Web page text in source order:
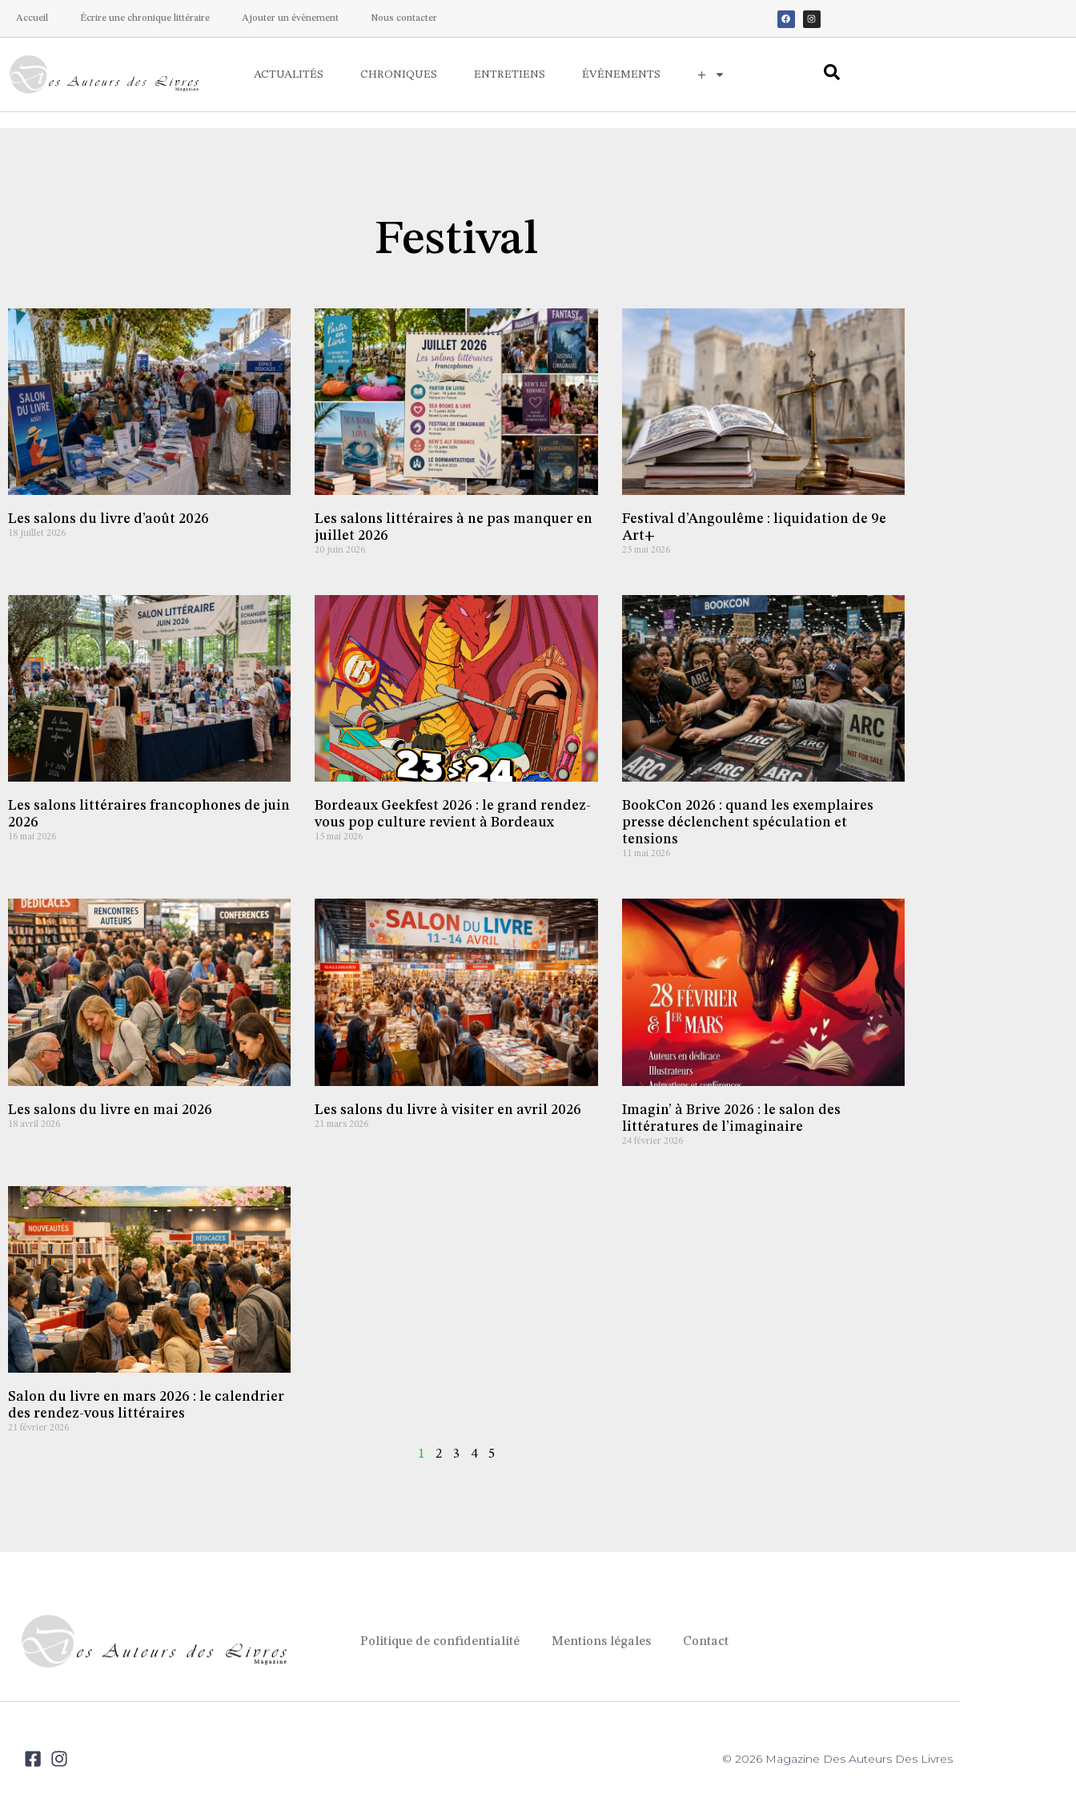
Accueil Écrire une chronique littéraire Ajouter un évènement Nous contacter
ACTUALITÉS CHRONIQUES ENTRETIENS ÉVÈNEMENTS +
Festival
Les salons du livre d’août 2026
18 juillet 2026
Les salons littéraires à ne pas manquer en
juillet 2026
20 juin 2026
Festival d’Angoulême : liquidation de 9e
Art+
25 mai 2026
Les salons littéraires francophones de juin
2026
16 mai 2026
Bordeaux Geekfest 2026 : le grand rendez-
vous pop culture revient à Bordeaux
15 mai 2026
BookCon 2026 : quand les exemplaires
presse déclenchent spéculation et
tensions
11 mai 2026
Les salons du livre en mai 2026
18 avril 2026
Les salons du livre à visiter en avril 2026
21 mars 2026
Imagin’ à Brive 2026 : le salon des
littératures de l’imaginaire
24 février 2026
Salon du livre en mars 2026 : le calendrier
des rendez-vous littéraires
21 février 2026
1 2 3 4 5
Politique de confidentialité Mentions légales Contact
© 2026 Magazine Des Auteurs Des Livres